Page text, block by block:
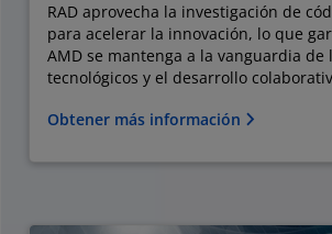
RAD aprovecha la investigación de
para acelerar la innovación, lo que
AMD se mantenga a la vanguardia de
tecnológicos y el desarrollo
Obtener más información